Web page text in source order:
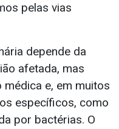
pelas vias
depende da
afetada, mas
médica e, em muitos
específicos, como
por bactérias. O